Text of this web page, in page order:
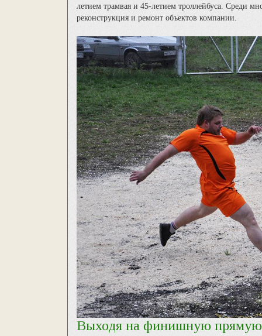
летием трамвая и 45-летием троллейбуса. Среди
реконструкция и ремонт объектов компании.
Выходя на финишную